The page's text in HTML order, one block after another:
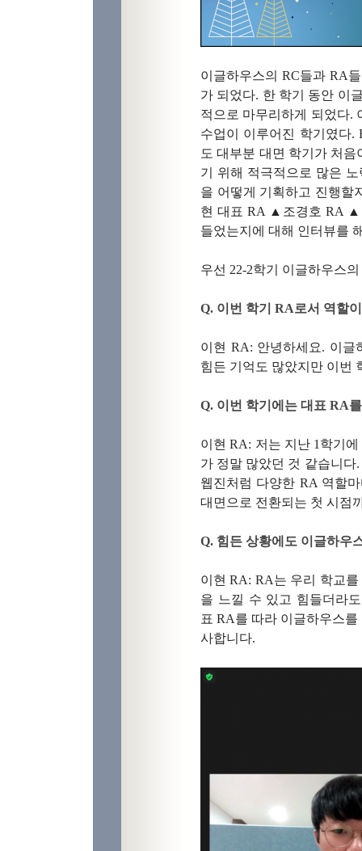
이글하우스의 RC들과 RA
가 되었다. 한 학기 동안 이
적으로 마무리하게 되었다.
수업이 이루어진 학기였다.
도 대부분 대면 학기가 처
기 위해 적극적으로 많은
을 어떻게 기획하고 진행할
현 대표 RA ▲ 조경호 RA ▲
들었는지에 대해 인터뷰를
우선 22-2학기 이글하우스
Q. 이번 학기 RA 로서 역할
이현 RA: 안녕하세요. 이글
힘든 기억도 많았지만 이번
Q. 이번 학기에는 대표 RA
이현RA: 저는 지난 1학기에
가 정말 많았던 것 같습니다.
웹진처럼 다양한 RA 역할
대면으로 전환되는 첫 시점
Q. 힘든 상황에도 이글하우
이현RA: RA는 우리 학교
을 느낄 수 있고 힘들더라
표 RA를 따라 이글하우스
사합니다.